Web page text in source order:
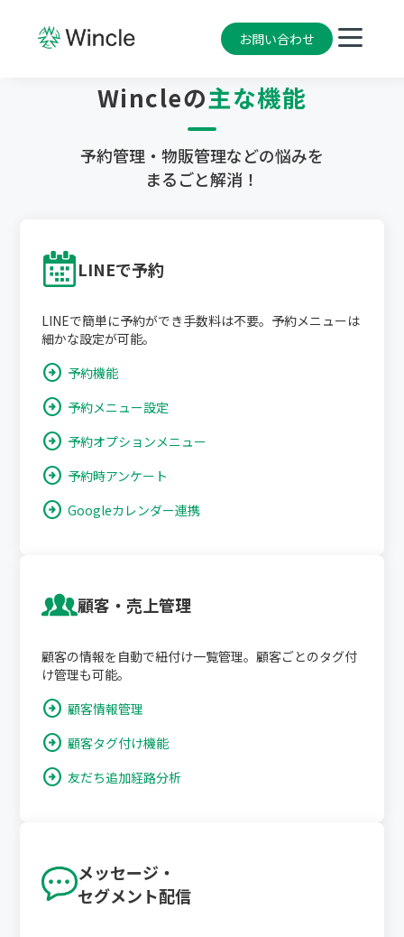
お問い合わせ
Wincleの主な機能
予約管理・物販管理などの悩みを
まるごと解消！
LINEで予約
LINEで簡単に予約ができ手数料は不要。予約メニューは
細かな設定が可能。
arrow_circle_right 予約機能
arrow_circle_right 予約メニュー設定
arrow_circle_right 予約オプションメニュー
arrow_circle_right 予約時アンケート
arrow_circle_right Googleカレンダー連携
顧客・売上管理
顧客の情報を自動で紐付け一覧管理。顧客ごとのタグ付
け管理も可能。
arrow_circle_right 顧客情報管理
arrow_circle_right 顧客タグ付け機能
arrow_circle_right 友だち追加経路分析
メッセージ・
セグメント配信